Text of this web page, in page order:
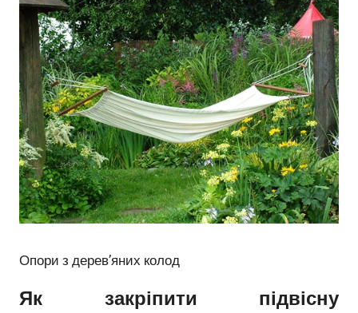
Опори з дерев’яних колод
Як закріпити підвісну